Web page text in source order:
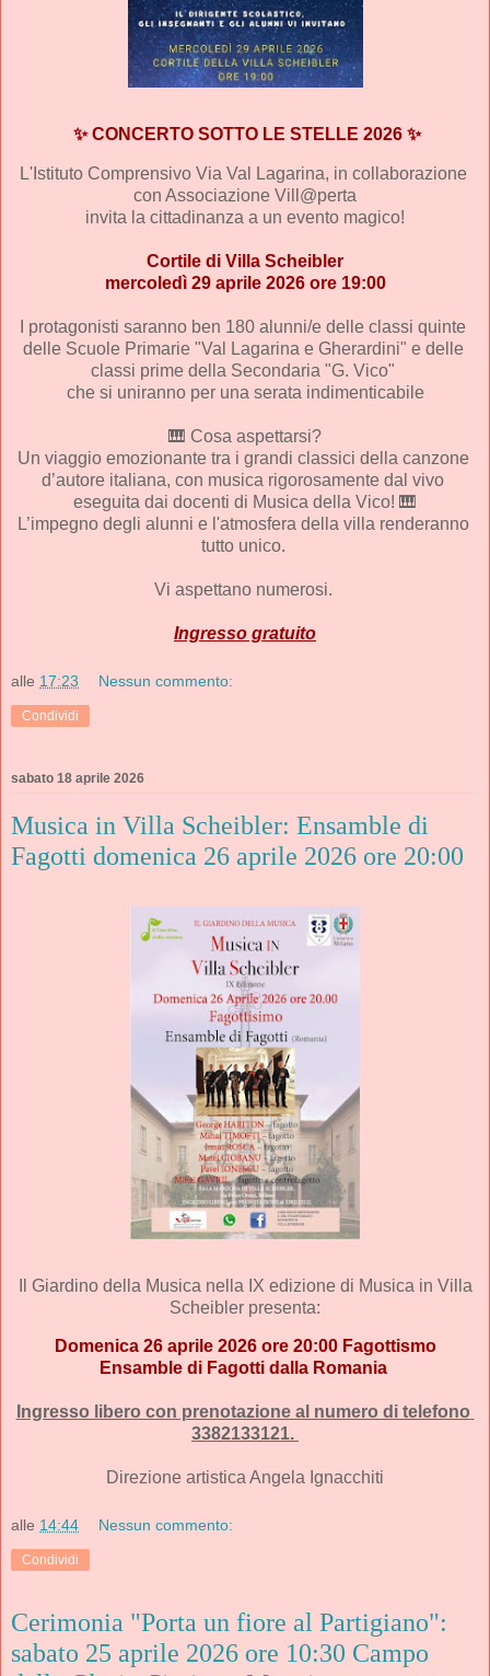
✨ CONCERTO SOTTO LE STELLE 2026 ✨
L'Istituto Comprensivo Via Val Lagarina, in collaborazione
con Associazione Vill@perta
invita la cittadinanza a un evento magico!
Cortile di Villa Scheibler
mercoledì 29 aprile 2026 ore 19:00
I protagonisti saranno ben 180 alunni/e delle classi quinte
delle Scuole Primarie "Val Lagarina e Gherardini" e delle
classi prime della Secondaria "G. Vico"
che si uniranno per una serata indimenticabile
🎹 Cosa aspettarsi?
Un viaggio emozionante tra i grandi classici della canzone
d’autore italiana, con musica rigorosamente dal vivo
eseguita dai docenti di Musica della Vico! 🎹
L’impegno degli alunni e l'atmosfera della villa renderanno
tutto unico.
Vi aspettano numerosi.
Ingresso gratuito
alle 17:23 Nessun commento:
Condividi
sabato 18 aprile 2026
Musica in Villa Scheibler: Ensamble di
Fagotti domenica 26 aprile 2026 ore 20:00
Il Giardino della Musica nella IX edizione di Musica in Villa
Scheibler presenta:
Domenica 26 aprile 2026 ore 20:00 Fagottismo
Ensamble di Fagotti dalla Romania
Ingresso libero con prenotazione al numero di telefono
3382133121.
Direzione artistica Angela Ignacchiti
alle 14:44 Nessun commento:
Condividi
Cerimonia "Porta un fiore al Partigiano":
sabato 25 aprile 2026 ore 10:30 Campo